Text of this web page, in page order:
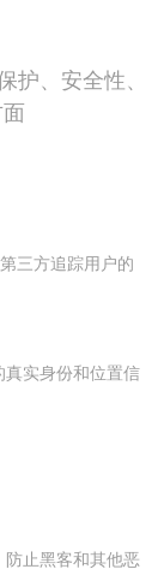
、安全性、
三方追踪用户的
实身份和位置信
止黑客和其他恶